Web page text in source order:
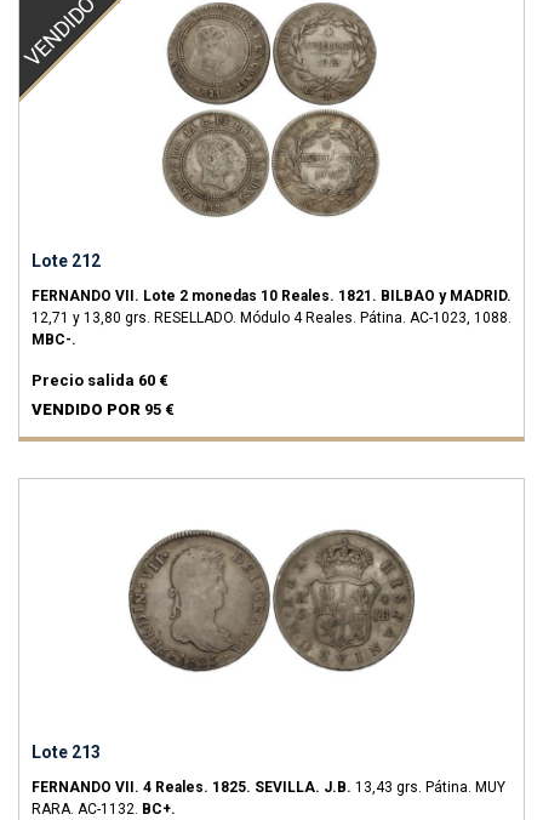
VENDIDO
Lote 212
FERNANDO VII. Lote 2 monedas 10 Reales. 1821. BILBAO y MADRID.
12,71 y 13,80 grs. RESELLADO. Módulo 4 Reales. Pátina. AC-1023, 1088.
MBC-.
Precio salida 60 €
VENDIDO POR 95 €
Lote 213
FERNANDO VII. 4 Reales. 1825. SEVILLA. J.B. 13,43 grs. Pátina. MUY
RARA. AC-1132. BC+.